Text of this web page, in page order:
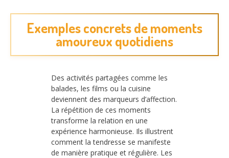
Exemples concrets de moments
amoureux quotidiens
Des activités partagées comme les
balades, les films ou la cuisine
deviennent des marqueurs d’affection.
La répétition de ces moments
transforme la relation en une
expérience harmonieuse. Ils illustrent
comment la tendresse se manifeste
de manière pratique et régulière. Les